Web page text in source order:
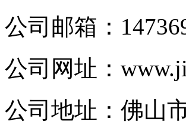
公司邮箱：
公司网址：
公司地址： 佛山